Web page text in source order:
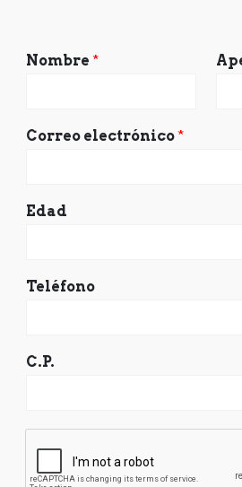
Nombre *
Correo electrónico *
Edad
Teléfono
C.P.